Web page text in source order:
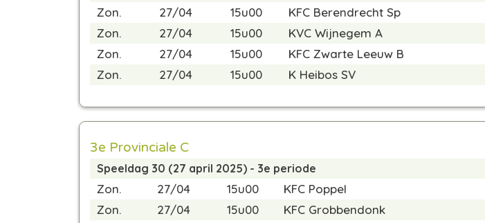
Zon.
27/04 15u00 KFC Berendrecht Sp
Zon.
27/04 15u00 KVC Wijnegem A
Zon.
27/04 15u00 KFC Zwarte Leeuw B
Zon.
27/04 15u00 K Heibos SV
3e Provinciale C
Speeldag 30 (27 april 2025) - 3e periode
Zon. 27/04 15u00 KFC Poppel
Zon.
27/04 15u00 KFC Grobbendonk